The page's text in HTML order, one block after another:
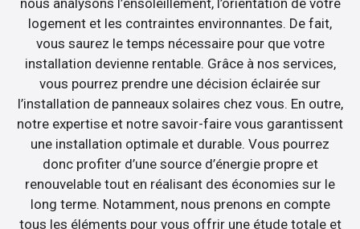
nous analysons l’ensoleillement, l’orientation de votre
logement et les contraintes environnantes. De fait,
vous saurez le temps nécessaire pour que votre
installation devienne rentable. Grâce à nos services,
vous pourrez prendre une décision éclairée sur
l’installation de panneaux solaires chez vous. En outre,
notre expertise et notre savoir-faire vous garantissent
une installation optimale et durable. Vous pourrez
donc profiter d’une source d’énergie propre et
renouvelable tout en réalisant des économies sur le
long terme. Notamment, nous prenons en compte
tous les éléments pour vous offrir une étude totale et